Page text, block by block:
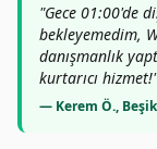
"Gece 01:00'de
bekleyemedim,
danışmanlık
kurtarıcı hizmet!"
— Kerem Ö.,